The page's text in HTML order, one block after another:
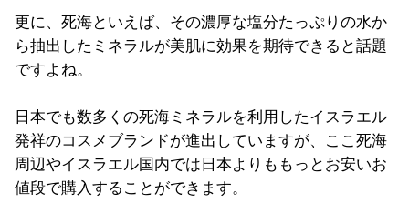
更に、死海といえば、その濃厚な塩分たっぷりの水か
ら抽出したミネラルが美肌に効果を期待できると話題
ですよね。
日本でも数多くの死海ミネラルを利用したイスラエル
発祥のコスメブランドが進出していますが、ここ死海
周辺やイスラエル国内では日本よりももっとお安いお
値段で購入することができます。